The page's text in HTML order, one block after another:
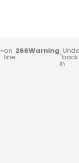
on
line
266Warning:
in